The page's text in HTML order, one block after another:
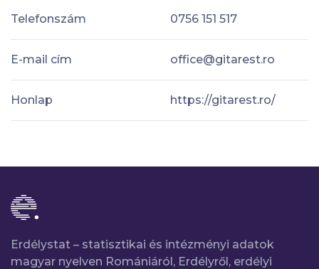
Telefonszám 0756 151 517
E-mail cím office@gitarest.ro
Honlap https://gitarest.ro/
Erdélystat – statisztikai és intézményi adatok
magyar nyelven Romániáról, Erdélyről, erdélyi